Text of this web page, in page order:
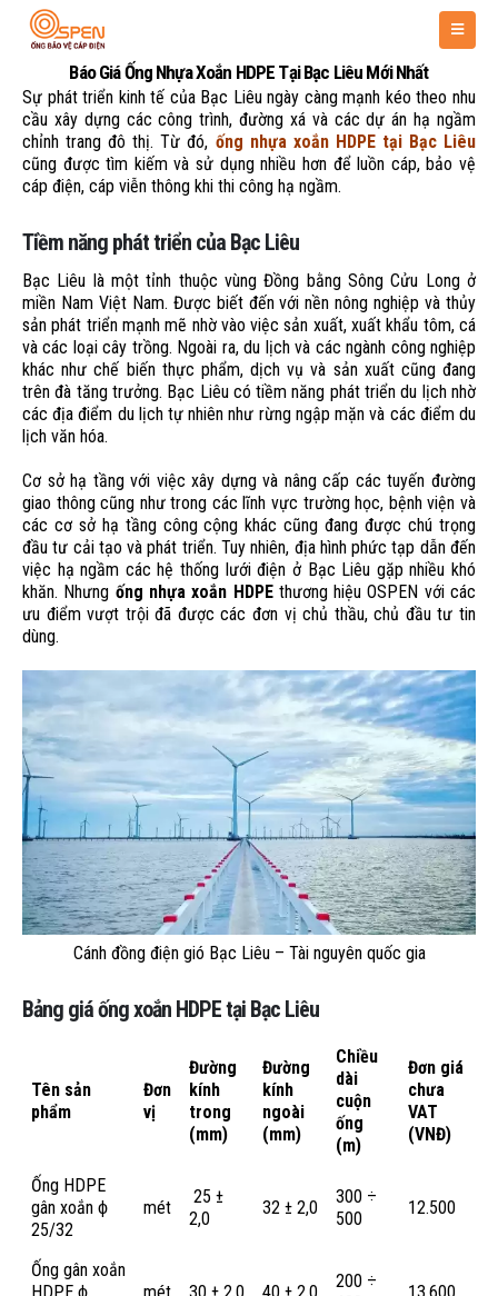
Báo Giá Ống Nhựa Xoắn HDPE Tại Bạc Liêu Mới Nhất
Sự phát triển kinh tế của Bạc Liêu ngày càng mạnh kéo theo nhu
cầu xây dựng các công trình, đường xá và các dự án hạ ngầm
chỉnh trang đô thị. Từ đó, ống nhựa xoắn HDPE tại Bạc Liêu
cũng được tìm kiếm và sử dụng nhiều hơn để luồn cáp, bảo vệ
cáp điện, cáp viễn thông khi thi công hạ ngầm.
Tiềm năng phát triển của Bạc Liêu
Bạc Liêu là một tỉnh thuộc vùng Đồng bằng Sông Cửu Long ở
miền Nam Việt Nam. Được biết đến với nền nông nghiệp và thủy
sản phát triển mạnh mẽ nhờ vào việc sản xuất, xuất khẩu tôm, cá
và các loại cây trồng. Ngoài ra, du lịch và các ngành công nghiệp
khác như chế biến thực phẩm, dịch vụ và sản xuất cũng đang
trên đà tăng trưởng. Bạc Liêu có tiềm năng phát triển du lịch nhờ
các địa điểm du lịch tự nhiên như rừng ngập mặn và các điểm du
lịch văn hóa.
Cơ sở hạ tầng với việc xây dựng và nâng cấp các tuyến đường
giao thông cũng như trong các lĩnh vực trường học, bệnh viện và
các cơ sở hạ tầng công cộng khác cũng đang được chú trọng
đầu tư cải tạo và phát triển. Tuy nhiên, địa hình phức tạp dẫn đến
việc hạ ngầm các hệ thống lưới điện ở Bạc Liêu gặp nhiều khó
khăn. Nhưng ống nhựa xoắn HDPEthương hiệu OSPEN với các
ưu điểm vượt trội đã được các đơn vị chủ thầu, chủ đầu tư tin
dùng.
Cánh đồng điện gió Bạc Liêu – Tài nguyên quốc gia
Bảng giá ống xoắn HDPE tại Bạc Liêu
Tên sản
phẩm
Đơn
vị
Đường
kính
trong
(mm)
Đường
kính
ngoài
(mm)
Chiều
dài
cuộn
ống
(m)
Đơn giá
chưa
VAT
(VNĐ)
Ống HDPE
gân xoắn ϕ
25/32
mét
25 ±
2,0
32 ± 2,0
300 ÷
500
12.500
Ống gân xoắn
200 ÷